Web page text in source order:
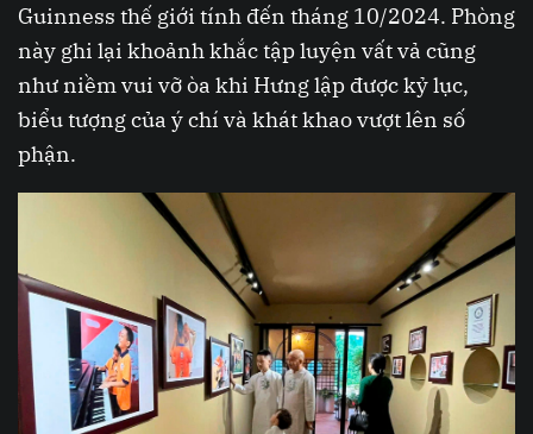
Guinness thế giới tính đến tháng 10/2024. Phòng
này ghi lại khoảnh khắc tập luyện vất vả cũng
như niềm vui vỡ òa khi Hưng lập được kỷ lục,
biểu tượng của ý chí và khát khao vượt lên số
phận.